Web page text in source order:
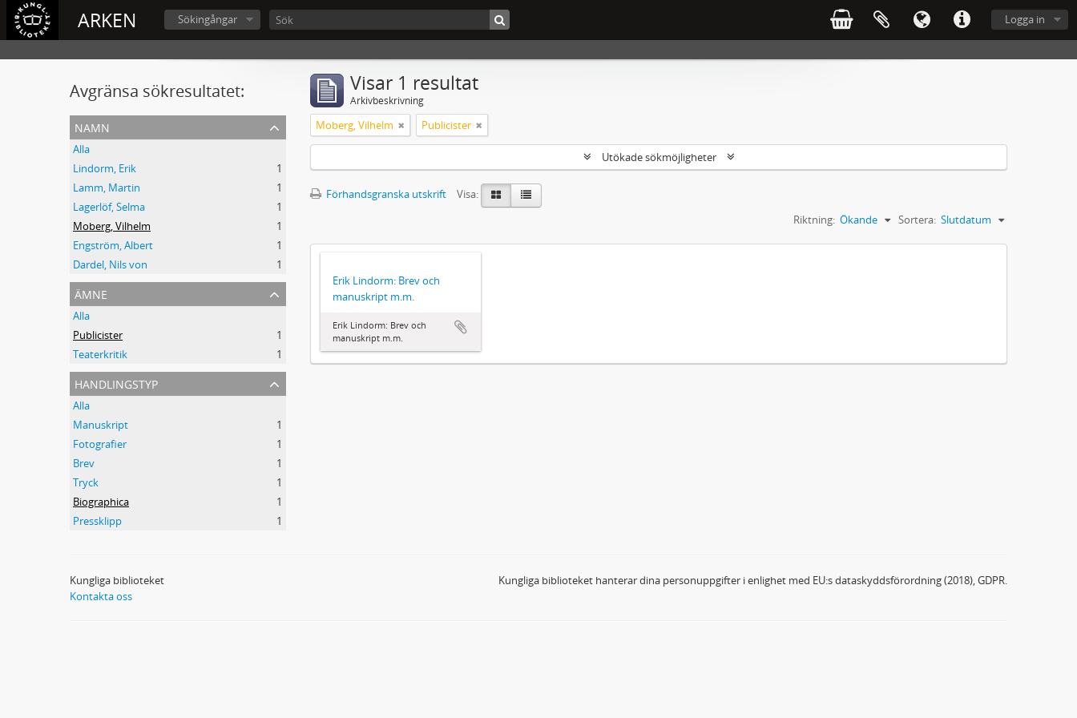
ARKEN Logga in
Sökingångar
Avgränsa sökresultatet:
namn
Alla
Lindorm, Erik
1
Lamm, Martin
1
Lagerlöf, Selma
1
Moberg, Vilhelm
1
Engström, Albert
1
Dardel, Nils von
1
ämne
Alla
Publicister
1
Teaterkritik
1
handlingstyp
Alla
Manuskript
1
Fotografier
1
Brev
1
Tryck
1
Biographica
1
Pressklipp
1
Visar 1 resultat
Arkivbeskrivning
Moberg, Vilhelm Publicister
Utökade sökmöjligheter
Förhandsgranska utskrift
Visa:
Sortera: Slutdatum
Riktning: Ökande
Erik Lindorm: Brev och
manuskript m.m.
Erik Lindorm: Brev och
manuskript m.m.
Kungliga biblioteket
Kontakta oss
Kungliga biblioteket hanterar dina personuppgifter i enlighet med EU:s dataskyddsförordning (2018), GDPR.